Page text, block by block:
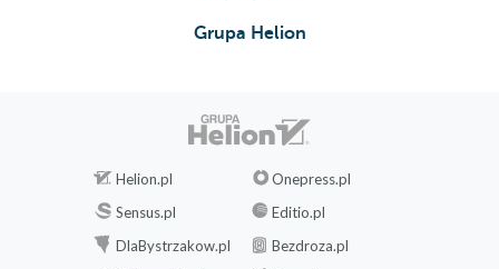
Skłon boczny górnych kręgów szyjnych z podparciem
Ćwiczenie na górne kręgi szyjne
Mobilizacja przejścia szyjno-piersiowego na leżąco
Skłon boczny kręgów szyjnych na leżąco
Ruch obrotowy głowy na leżąco
Pozycja odciążająca odcinek szyjny
Grupa Helion
Helion.pl
Onepress.pl
Sensus.pl
Editio.pl
DlaBystrzakow.pl
Bezdroza.pl